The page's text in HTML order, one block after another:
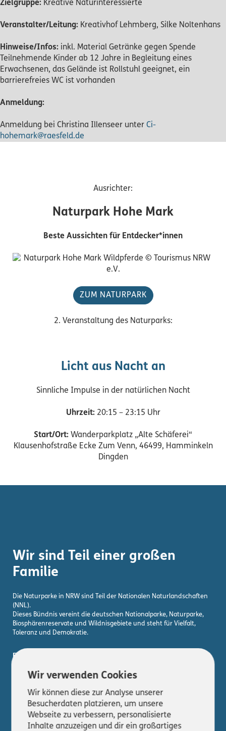
Wir verwenden Cookies
Wir können diese zur Analyse unserer
Besucherdaten platzieren, um unsere
Webseite zu verbessern, personalisierte
Inhalte anzuzeigen und dir ein großartiges
Zielgruppe: Kreative Naturinteressierte
Veranstalter/Leitung: Kreativhof Lehmberg, Silke Noltenhans
Hinweise/Infos: inkl. Material Getränke gegen Spende
Teilnehmende Kinder ab 12 Jahre in Begleitung eines
Erwachsenen, das Gelände ist Rollstuhl geeignet, ein
barrierefreies WC ist vorhanden
Anmeldung:
Anmeldung bei Christina Illenseer unter Ci-
hohemark@raesfeld.de
Ausrichter:
Naturpark Hohe Mark
Beste Aussichten für Entdecker*innen
ZUM NATURPARK
2. Veranstaltung des Naturparks:
Licht aus Nacht an
Sinnliche Impulse in der natürlichen Nacht
Uhrzeit:20:15 – 23:15 Uhr
Start/Ort: Wanderparkplatz „Alte Schäferei“
Klausenhofstraße Ecke Zum Venn, 46499, Hamminkeln
Dingden
Wir sind Teil einer großen
Familie
Die Naturparke in NRW sind Teil der Nationalen Naturlandschaften
(NNL).
Dieses Bündnis vereint die deutschen Nationalparke, Naturparke,
Biosphärenreservate und Wildnisgebiete und steht für Vielfalt,
Toleranz und Demokratie.
Erfahre hier mehr!
© 2026 Koordinierungsstelle Naturparke in NRW - Alle Rechte
vorbehalten